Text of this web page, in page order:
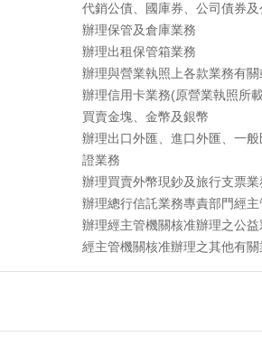
代銷公債、國庫券、公司債券
辦理保管及倉庫業務
辦理出租保管箱業務
辦理與營業執照上各款業務有
辦理信用卡業務(原營業執照所
買賣金塊、金幣及銀幣
辦理出口外匯、進口外匯、一
證業務
辦理買賣外幣現鈔及旅行支票業
辦理總行信託業務專責部門經
辦理經主管機關核准辦理之公
經主管機關核准辦理之其他有關